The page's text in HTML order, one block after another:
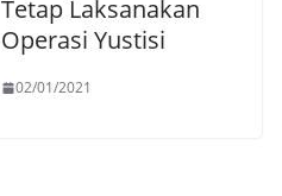
Tetap Laksanakan
Operasi Yustisi
02/01/2021